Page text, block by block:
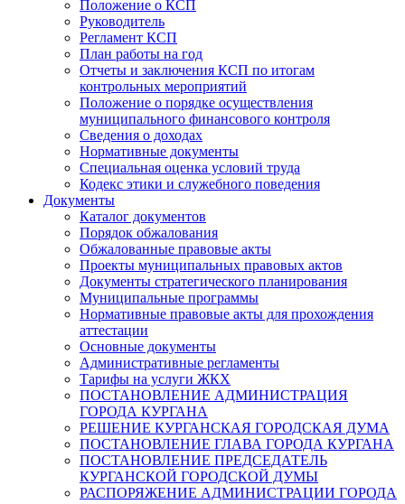
Положение о КСП
Руководитель
Регламент КСП
План работы на год
Отчеты и заключения КСП по итогам
контрольных мероприятий
Положение о порядке осуществления
муниципального финансового контроля
Сведения о доходах
Нормативные документы
Специальная оценка условий труда
Кодекс этики и служебного поведения
Документы
Каталог документов
Порядок обжалования
Обжалованные правовые акты
Проекты муниципальных правовых актов
Документы стратегического планирования
Муниципальные программы
Нормативные правовые акты для прохождения
аттестации
Основные документы
Административные регламенты
Тарифы на услуги ЖКХ
ПОСТАНОВЛЕНИЕ АДМИНИСТРАЦИЯ
ГОРОДА КУРГАНА
РЕШЕНИЕ КУРГАНСКАЯ ГОРОДСКАЯ ДУМА
ПОСТАНОВЛЕНИЕ ГЛАВА ГОРОДА КУРГАНА
ПОСТАНОВЛЕНИЕ ПРЕДСЕДАТЕЛЬ
КУРГАНСКОЙ ГОРОДСКОЙ ДУМЫ
РАСПОРЯЖЕНИЕ АДМИНИСТРАЦИИ ГОРОДА